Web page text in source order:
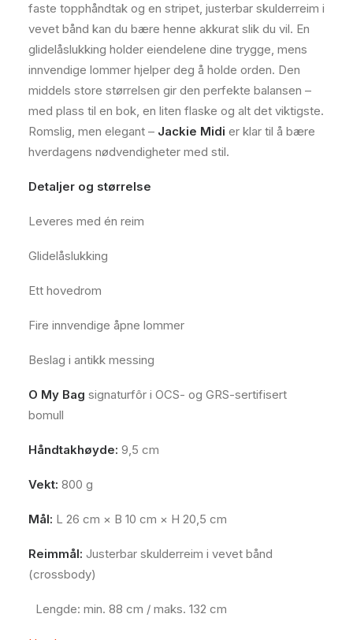
faste topphåndtak og en stripet, justerbar skulderreim i
vevet bånd kan du bære henne akkurat slik du vil. En
glidelåslukking holder eiendelene dine trygge, mens
innvendige lommer hjelper deg å holde orden. Den
middels store størrelsen gir den perfekte balansen –
med plass til en bok, en liten flaske og alt det viktigste.
Romslig, men elegant – Jackie Midi er klar til å bære
hverdagens nødvendigheter med stil.
Detaljer og størrelse
Leveres med én reim
Glidelåslukking
Ett hovedrom
Fire innvendige åpne lommer
Beslag i antikk messing
O My Bag signaturfôr i OCS- og GRS-sertifisert
bomull
Håndtakhøyde: 9,5 cm
Vekt: 800 g
Mål: L 26 cm × B 10 cm × H 20,5 cm
Reimmål: Justerbar skulderreim i vevet bånd
(crossbody)
Lengde: min. 88 cm / maks. 132 cm